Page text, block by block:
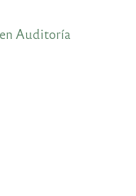
Auditoría